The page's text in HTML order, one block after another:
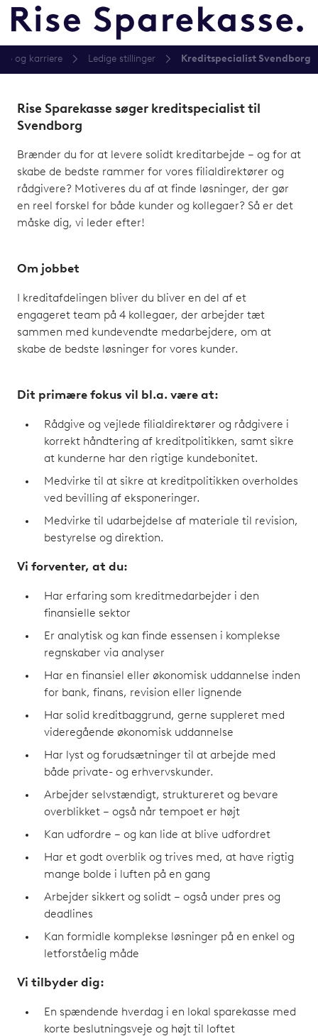
og karriere Ledige stillinger Kreditspecialist Svendborg
Rise Sparekasse søger kreditspecialist til
Svendborg
Brænder du for at levere solidt kreditarbejde – og for at
skabe de bedste rammer for vores filialdirektører og
rådgivere? Motiveres du af at finde løsninger, der gør
en reel forskel for både kunder og kollegaer? Så er det
måske dig, vi leder efter!
Om jobbet
I kreditafdelingen bliver du bliver en del af et
engageret team på 4 kollegaer, der arbejder tæt
sammen med kundevendte medarbejdere, om at
skabe de bedste løsninger for vores kunder.
Dit primære fokus vil bl.a. være at:
Rådgive og vejlede filialdirektører og rådgivere i
korrekt håndtering af kreditpolitikken, samt sikre
at kunderne har den rigtige kundebonitet.
Medvirke til at sikre at kreditpolitikken overholdes
ved bevilling af eksponeringer.
Medvirke til udarbejdelse af materiale til revision,
bestyrelse og direktion.
Vi forventer, at du:
Har erfaring som kreditmedarbejder i den
finansielle sektor
Er analytisk og kan finde essensen i komplekse
regnskaber via analyser
Har en finansiel eller økonomisk uddannelse inden
for bank, finans, revision eller lignende
Har solid kreditbaggrund, gerne suppleret med
videregående økonomisk uddannelse
Har lyst og forudsætninger til at arbejde med
både private- og erhvervskunder.
Arbejder selvstændigt, struktureret og bevare
overblikket – også når tempoet er højt
Kan udfordre – og kan lide at blive udfordret
Har et godt overblik og trives med, at have rigtig
mange bolde i luften på en gang
Arbejder sikkert og solidt – også under pres og
deadlines
Kan formidle komplekse løsninger på en enkel og
letforståelig måde
Vi tilbyder dig:
En spændende hverdag i en lokal sparekasse med
korte beslutningsveje og højt til loftet